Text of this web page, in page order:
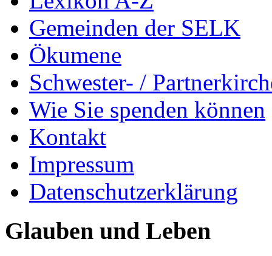
Gemeinden der SELK
Ökumene
Schwester- /
Wie Sie spenden können
Kontakt
Impressum
Datenschutzerklärung
Glauben und Leben